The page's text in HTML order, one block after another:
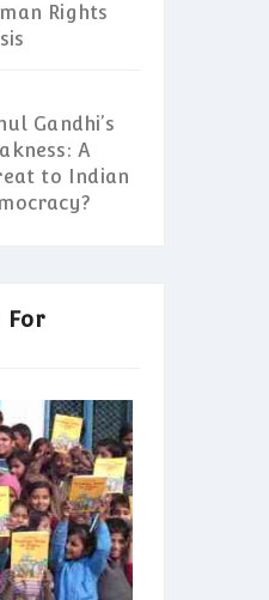
Rights
Gandhi’s
A
to Indian
For